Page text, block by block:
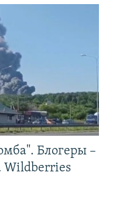
Блогеры –
Wildberries